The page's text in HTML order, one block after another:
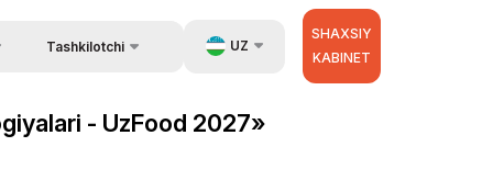
Tashkilotchi
Aloqa
UZ
RU
SHAXSIY
KABINET
- UzFood 2027»